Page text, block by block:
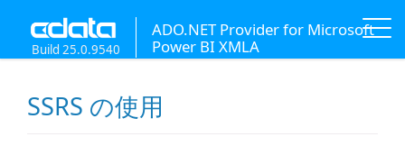
ADO.NET Provider for Microsoft
Power BI XMLA
Build 25.0.9540
SSRS の使用